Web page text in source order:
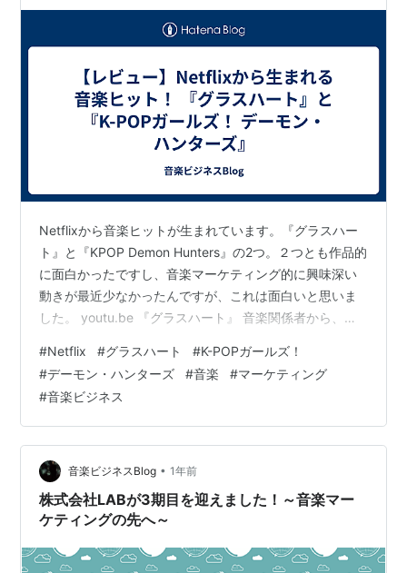
Netflixから音楽ヒットが生まれています。『グラスハー
ト』と『KPOP Demon Hunters』の2つ。２つとも作品的
に面白かったですし、音楽マーケティング的に興味深い
動きが最近少なかったんですが、これは面白いと思いま
した。 youtu.be 『グラスハート』 音楽関係者から、あ
こまで振り切ったフィクションとして、ファンタジーと
して、現実の音楽シーンでは起こりえない事を見せてこ
そエンタメなんだという覚悟とエネルギーを感じまし
た。 スポーツもので見られる魔球とか、必殺技とかみた
いな感じですね。 劇中のバンドTENBLANKの楽曲は、ア
ーテ…
#Netflix #グラスハート #K-POPガールズ！
#デーモン・ハンターズ #音楽 #マーケティング
#音楽ビジネス
音楽ビジネスBlog • 1年前
株式会社LABが3期目を迎えました！～音楽マー
ケティングの先へ～